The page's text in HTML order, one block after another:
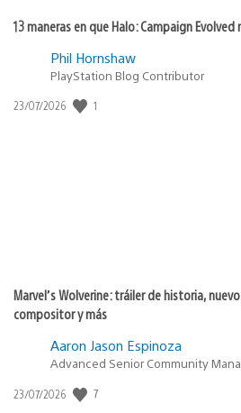
13 maneras en que Halo: Campaign
Phil Hornshaw
PlayStation Blog Contributor
Fecha
23/07/2026 1
Marvel’s Wolverine: tráiler de historia,
compositor y más
Aaron Jason Espinoza
Advanced Senior Community
Fecha
23/07/2026 7